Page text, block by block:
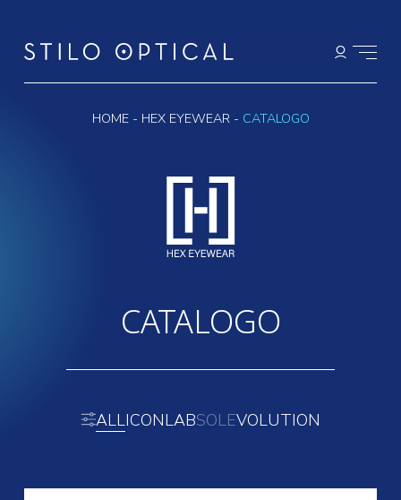
HOME- HEX EYEWEAR- CATALOGO
CATALOGO
ALLICONLABSOLEVOLUTION